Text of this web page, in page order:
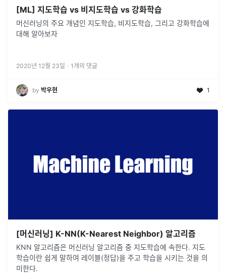
[ML] 지도학습 vs 비지도학습 vs 강화학습
머신러닝의 주요 개념인 지도학습, 비지도학습, 그리고 강화학습에
대해 알아보자
2020년 12월 23일 · 1 개의 댓글
by 박우현 1
[머신러닝] K-NN(K-Nearest Neighbor) 알고리즘
KNN 알고리즘은 머신러닝 알고리즘 중 지도학습에 속한다. 지도
학습이란 쉽게 말하여 레이블(정답)을 주고 학습을 시키는 것을 의
미한다.